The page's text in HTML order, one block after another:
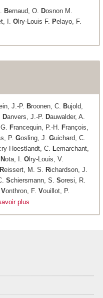
Bernaud, O. Dosnon M.
I. Olry-Louis F. Pelayo, F.
J.-P. Broonen, C. Bujold,
Danvers, J.-P. Dauwalder, A.
Francequin, P.-H. François,
P. Gosling, J. Guichard, C.
Hoestlandt, C. Lemarchant,
Nota, I. Olry-Louis, V.
Reissert, M. S. Richardson, J.
Schiersmann, S. Soresi, R.
Vonthron, F. Vouillot, P.